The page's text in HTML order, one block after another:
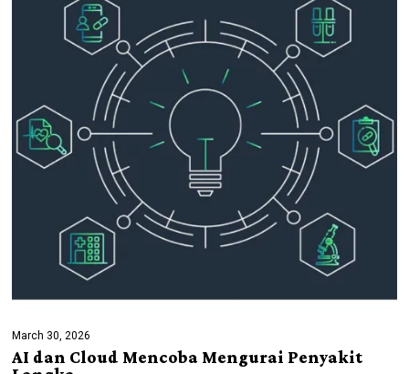
March 30, 2026
AI dan Cloud Mencoba Mengurai Penyakit